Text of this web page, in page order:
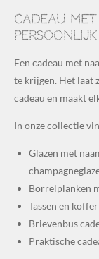
Cadeau
persoonlijk
Een cadeau met
te krijgen. Het laat
cadeau en maakt
In onze collectie
Glazen met
Borrelplanken
Tassen en
Brievenbus
Praktische